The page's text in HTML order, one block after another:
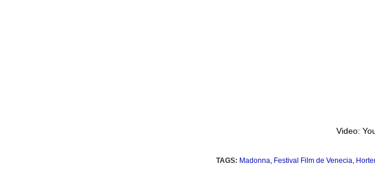
Video:
TAGS: Madonna, Festival Film de Venecia,